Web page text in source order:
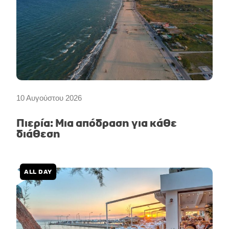
10 Αυγούστου 2026
Πιερία: Μια απόδραση για κάθε
διάθεση
ALL DAY